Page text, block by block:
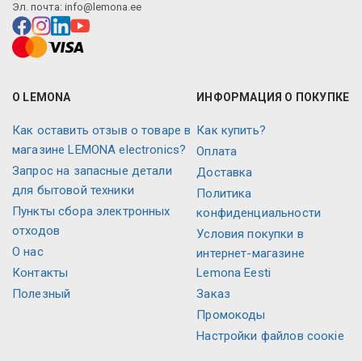
Эл. почта: info@lemona.ee
О LEMONA
Как оставить отзыв о товаре в
магазине LEMONA electronics?
Запрос на запасные детали
для бытовой техники
Пункты сбора электронных
отходов
О нас
Контакты
Полезный
ИНФОРМАЦИЯ О ПОКУПКЕ
Как купить?
Оплата
Доставка
Политика
конфиденциальности
Условия покупки в
интернет-магазине
Lemona Eesti
Заказ
Промокоды
Настройки файлов соокіе